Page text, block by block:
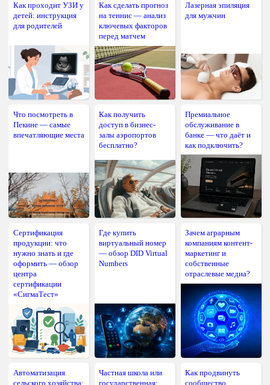
Как проходит УЗИ у
детей: инструкция
для родителей
Как сделать прогноз
на теннис — анализ
ключевых факторов
перед матчем
Лазерная эпиляция
для мужчин
Что посмотреть в
Пекине — самые
впечатляющие места
Как получить
доступ в бизнес-
залы аэропортов
бесплатно?
Премиальное
обслуживание в
банке — что даёт и
как подключить?
Сертификация
продукции: что
нужно знать и где
оформить — обзор
центра
сертификации
«СигмаТест»
Где купить
виртуальный номер
— обзор DID Virtual
Numbers
Зачем аграрным
компаниям контент-
маркетинг и
собственные
отраслевые медиа?
Автоматизация
сельского хозяйства:
Частная школа или
государственная:
Как продвинуть
сообщество